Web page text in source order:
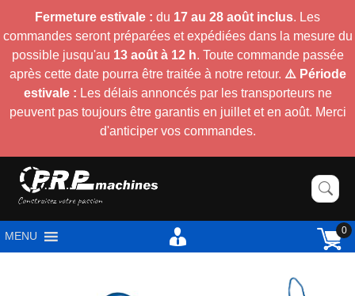
Fermeture estivale : du 17 au 28 août inclus. Les
commandes seront préparées et expédiées dans la mesure du
possible jusqu'au 13 août à 12 h. Toute commande passée
après cette date pourra être traitée à notre retour. ⚠️ Période
estivale : Les délais annoncés par les transporteurs ne
peuvent pas toujours être garantis en juillet et en août. Merci
d'anticiper vos commandes.
MENU 0